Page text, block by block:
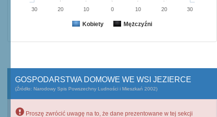
Kobiety Mężczyźni
20 10 0 10 20
30 30
GOSPODARSTWA DOMOWE WE WSI JEZIERCE
(Źródło: Narodowy Spis Powszechny Ludności i Mieszkań 2002)
Proszę zwrócić uwagę na to, że dane prezentowane w tej sekcji